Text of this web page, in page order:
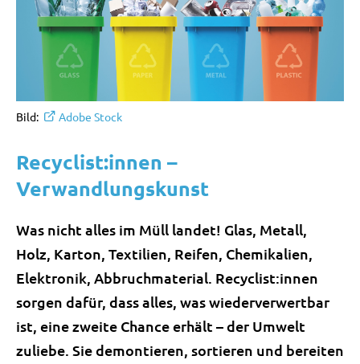
Bild: Adobe Stock
Recyclist:innen –
Verwandlungskunst
Was nicht alles im Müll landet! Glas, Metall,
Holz, Karton, Textilien, Reifen, Chemikalien,
Elektronik, Abbruchmaterial. Recyclist:innen
sorgen dafür, dass alles, was wiederverwertbar
ist, eine zweite Chance erhält – der Umwelt
zuliebe. Sie demontieren, sortieren und bereiten